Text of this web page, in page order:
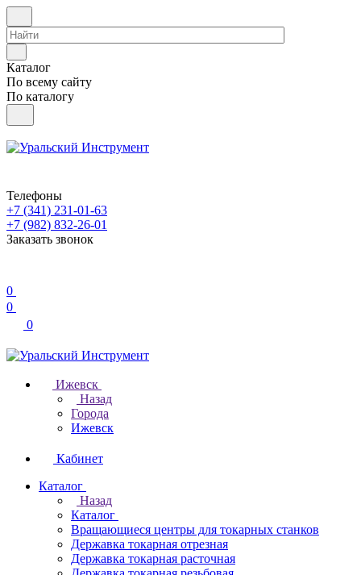
Каталог
По всему сайту
По каталогу
Телефоны
+7 (341) 231-01-63
+7 (982) 832-26-01
Заказать звонок
0
0
0
Ижевск
Назад
Города
Ижевск
Кабинет
Каталог
Назад
Каталог
Вращающиеся центры для токарных станков
Державка токарная отрезная
Державка токарная расточная